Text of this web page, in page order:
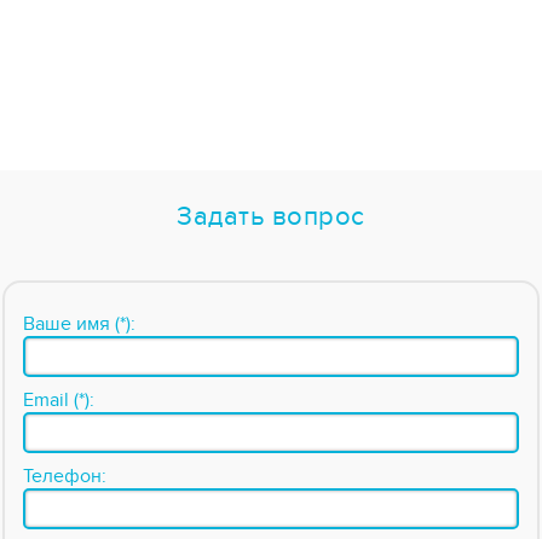
Задать вопрос
Ваше имя (*):
Email (*):
Телефон: